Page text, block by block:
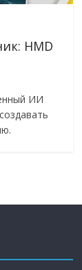
HMD
ИИ